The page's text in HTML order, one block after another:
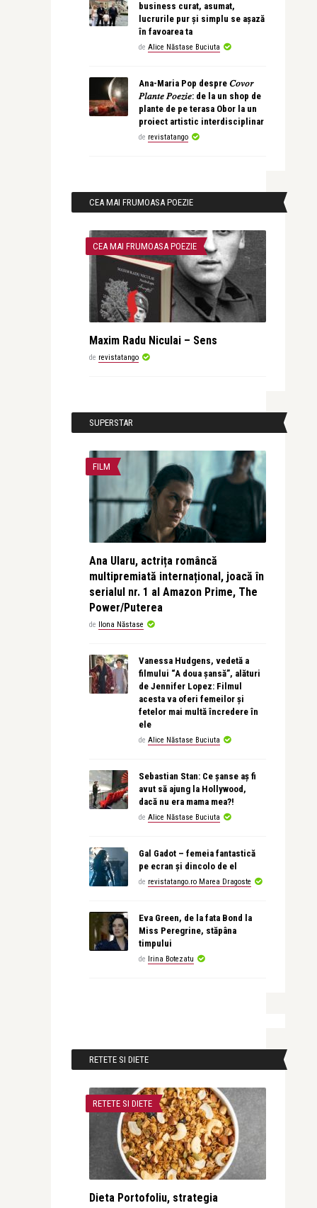
business curat, asumat,
lucrurile pur și simplu se așază
în favoarea ta
de Alice Năstase Buciuta
Ana-Maria Pop despre 𝐶𝑜𝑣𝑜𝑟
𝑃𝑙𝑎𝑛𝑡𝑒 𝑃𝑜𝑒𝑧𝑖𝑒: de la un shop de
plante de pe terasa Obor la un
proiect artistic interdisciplinar
de revistatango
CEA MAI FRUMOASA POEZIE
CEA MAI FRUMOASA POEZIE
Maxim Radu Niculai – Sens
de revistatango
SUPERSTAR
FILM
Ana Ularu, actrița româncă
multipremiată internațional, joacă în
serialul nr. 1 al Amazon Prime, The
Power/Puterea
de Ilona Năstase
Vanessa Hudgens, vedetă a
filmului “A doua șansă”, alături
de Jennifer Lopez: Filmul
acesta va oferi femeilor și
fetelor mai multă încredere în
ele
de Alice Năstase Buciuta
Sebastian Stan: Ce șanse aș fi
avut să ajung la Hollywood,
dacă nu era mama mea?!
de Alice Năstase Buciuta
Gal Gadot – femeia fantastică
pe ecran și dincolo de el
de revistatango.ro Marea Dragoste
Eva Green, de la fata Bond la
Miss Peregrine, stăpâna
timpului
de Irina Botezatu
RETETE SI DIETE
RETETE SI DIETE
Dieta Portofoliu, strategia